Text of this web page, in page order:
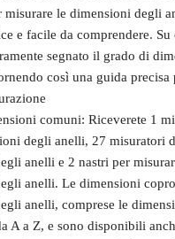
misurare le dimensioni degli
e facile da comprendere. Su
segnato il grado di
così una guida precisa
comuni: Riceverete 1
degli anelli, 27 misuratori
anelli e 2 nastri per
anelli. Le dimensioni
anelli, comprese le
A a Z, e sono disponibili